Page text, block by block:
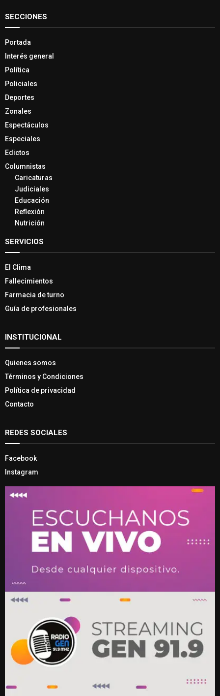
SECCIONES
Portada
Interés general
Política
Policiales
Deportes
Zonales
Espectáculos
Especiales
Edictos
Columnistas
Caricaturas
Judiciales
Educación
Reflexión
Nutrición
SERVICIOS
El Clima
Fallecimientos
Farmacia de turno
Guía de profesionales
INSTITUCIONAL
Quienes somos
Términos y Condiciones
Política de privacidad
Contacto
REDES SOCIALES
Facebook
Instagram